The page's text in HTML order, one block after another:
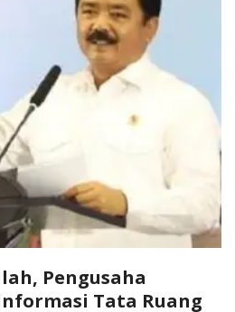
Pengusaha
Tata Ruang